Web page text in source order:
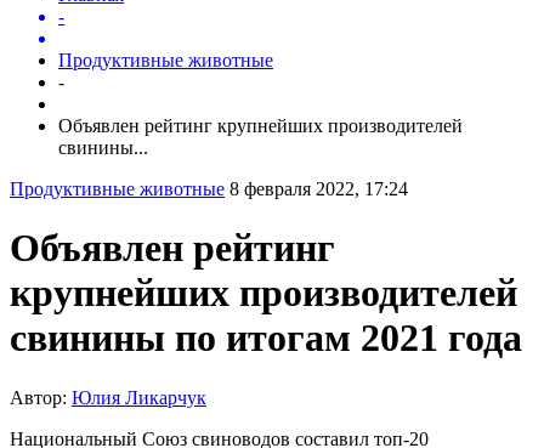
-
Продуктивные животные
-
Объявлен рейтинг крупнейших производителей
свинины...
Продуктивные животные 8 февраля 2022, 17:24
Объявлен рейтинг
крупнейших производителей
свинины по итогам 2021 года
Автор: Юлия Ликарчук
Национальный Союз свиноводов составил топ-20